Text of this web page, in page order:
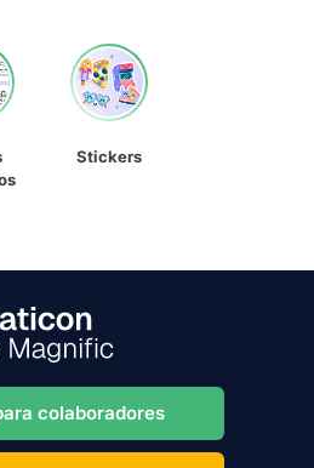
Stickers
colaboradores